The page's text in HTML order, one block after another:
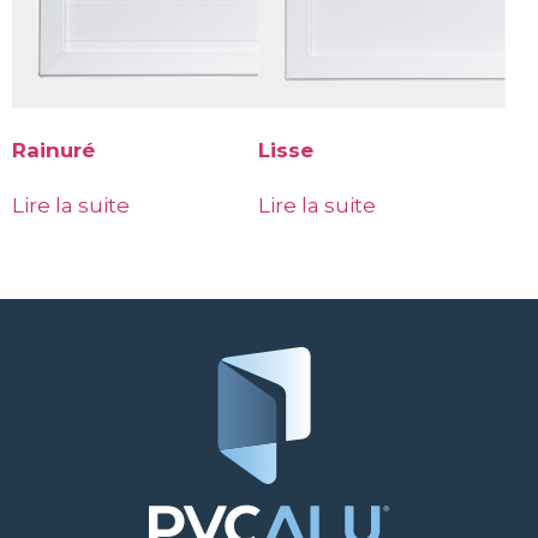
Rainuré
Lire la suite
Lisse
Lire la suite